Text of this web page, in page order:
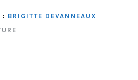
: BRIGITTE DEVANNEAUX